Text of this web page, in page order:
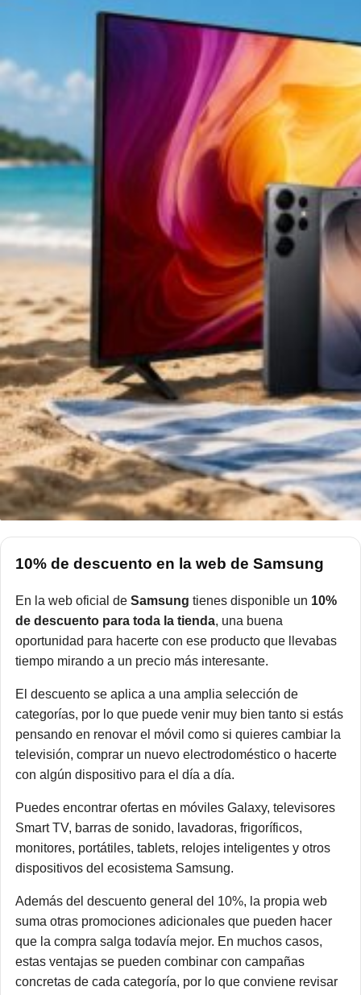
10% de descuento en la web de Samsung
En la web oficial de Samsung tienes disponible un 10%
de descuento para toda la tienda, una buena
oportunidad para hacerte con ese producto que llevabas
tiempo mirando a un precio más interesante.
El descuento se aplica a una amplia selección de
categorías, por lo que puede venir muy bien tanto si estás
pensando en renovar el móvil como si quieres cambiar la
televisión, comprar un nuevo electrodoméstico o hacerte
con algún dispositivo para el día a día.
Puedes encontrar ofertas en móviles Galaxy, televisores
Smart TV, barras de sonido, lavadoras, frigoríficos,
monitores, portátiles, tablets, relojes inteligentes y otros
dispositivos del ecosistema Samsung.
Además del descuento general del 10%, la propia web
suma otras promociones adicionales que pueden hacer
que la compra salga todavía mejor. En muchos casos,
estas ventajas se pueden combinar con campañas
concretas de cada categoría, por lo que conviene revisar